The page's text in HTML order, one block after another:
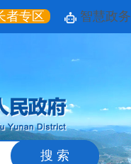
者专区 智慧政务
搜 索